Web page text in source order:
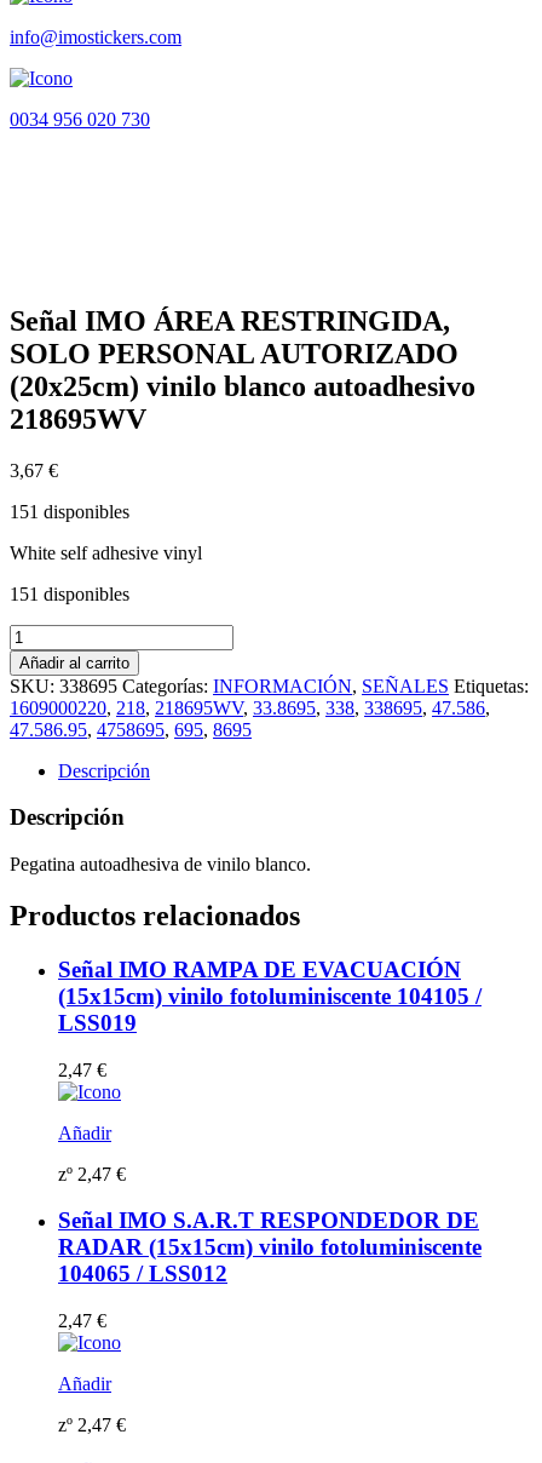
info@imostickers.com
0034 956 020 730
Señal IMO ÁREA RESTRINGIDA,
SOLO PERSONAL AUTORIZADO
(20x25cm) vinilo blanco autoadhesivo
218695WV
3,67 €
151 disponibles
White self adhesive vinyl
151 disponibles
Señal
IMO
ÁREA
RESTRINGIDA,
SOLO
PERSONAL
AUTORIZADO
(20x25cm)
vinilo
blanco
218695WV
Añadir al carrito
SKU: 338695 Categorías: INFORMACIÓN, SEÑALES Etiquetas:
1609000220, 218, 218695WV, 33.8695, 338, 338695, 47.586,
47.586.95, 4758695, 695, 8695
Descripción
Descripción
Pegatina autoadhesiva de vinilo blanco.
Productos relacionados
Señal IMO RAMPA DE EVACUACIÓN
(15x15cm) vinilo fotoluminiscente 104105 /
LSS019
2,47 €
Añadir
zº 2,47 €
Señal IMO S.A.R.T RESPONDEDOR DE
RADAR (15x15cm) vinilo fotoluminiscente
104065 / LSS012
2,47 €
Añadir
zº 2,47 €